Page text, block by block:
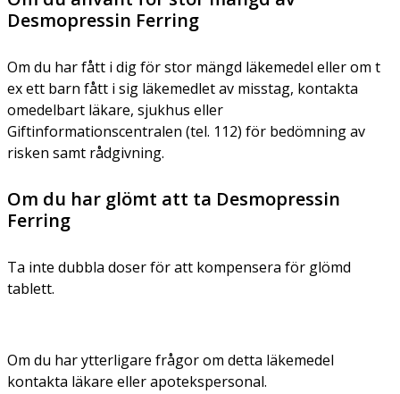
Desmopressin Ferring
Om du har fått i dig för stor mängd läkemedel eller om t
ex ett barn fått i sig läkemedlet av misstag, kontakta
omedelbart läkare, sjukhus eller
Giftinformationscentralen (tel. 112) för bedömning av
risken samt rådgivning.
Om du har glömt att ta Desmopressin
Ferring
Ta inte dubbla doser för att kompensera för glömd
tablett.
Om du har ytterligare frågor om detta läkemedel
kontakta läkare eller apotekspersonal.